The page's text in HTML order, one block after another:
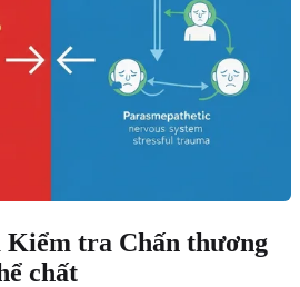
Kiểm tra Chấn thương
chất